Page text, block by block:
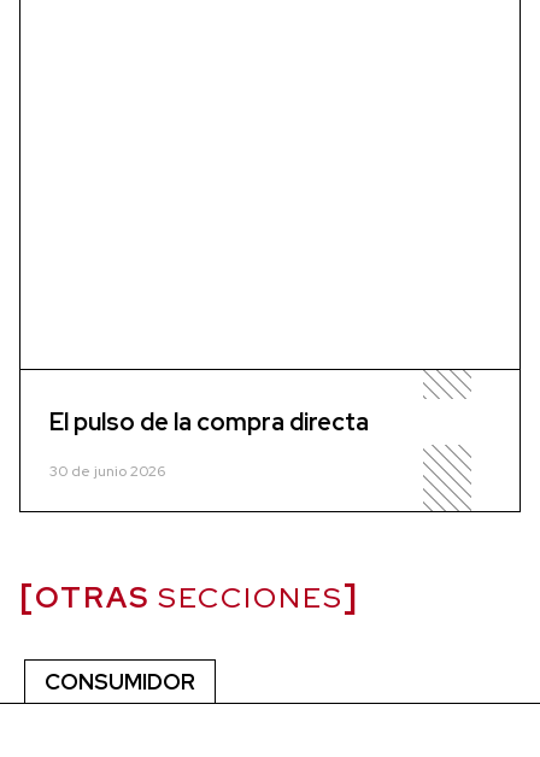
El pulso de la compra directa
30 de junio 2026
OTRAS SECCIONES
CONSUMIDOR